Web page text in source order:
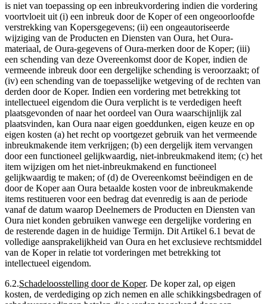
is niet van toepassing op een inbreukvordering indien die vordering
voortvloeit uit (i) een inbreuk door de Koper of een ongeoorloofde
verstrekking van Kopersgegevens; (ii) een ongeautoriseerde
wijziging van de Producten en Diensten van Oura, het Oura-
materiaal, de Oura-gegevens of Oura-merken door de Koper; (iii)
een schending van deze Overeenkomst door de Koper, indien de
vermeende inbreuk door een dergelijke schending is veroorzaakt; of
(iv) een schending van de toepasselijke wetgeving of de rechten van
derden door de Koper. Indien een vordering met betrekking tot
intellectueel eigendom die Oura verplicht is te verdedigen heeft
plaatsgevonden of naar het oordeel van Oura waarschijnlijk zal
plaatsvinden, kan Oura naar eigen goeddunken, eigen keuze en op
eigen kosten (a) het recht op voortgezet gebruik van het vermeende
inbreukmakende item verkrijgen; (b) een dergelijk item vervangen
door een functioneel gelijkwaardig, niet-inbreukmakend item; (c) het
item wijzigen om het niet-inbreukmakend en functioneel
gelijkwaardig te maken; of (d) de Overeenkomst beëindigen en de
door de Koper aan Oura betaalde kosten voor de inbreukmakende
items restitueren voor een bedrag dat evenredig is aan de periode
vanaf de datum waarop Deelnemers de Producten en Diensten van
Oura niet konden gebruiken vanwege een dergelijke vordering en
de resterende dagen in de huidige Termijn. Dit Artikel 6.1 bevat de
volledige aansprakelijkheid van Oura en het exclusieve rechtsmiddel
van de Koper in relatie tot vorderingen met betrekking tot
intellectueel eigendom.
6.2.Schadeloosstelling door de Koper. De koper zal, op eigen
kosten, de verdediging op zich nemen en alle schikkingsbedragen of